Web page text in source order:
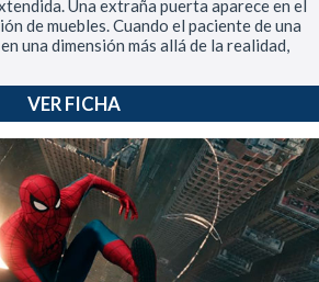
Una extraña puerta aparece en el
de muebles. Cuando el paciente de una
una dimensión más allá de la realidad,
VER FICHA